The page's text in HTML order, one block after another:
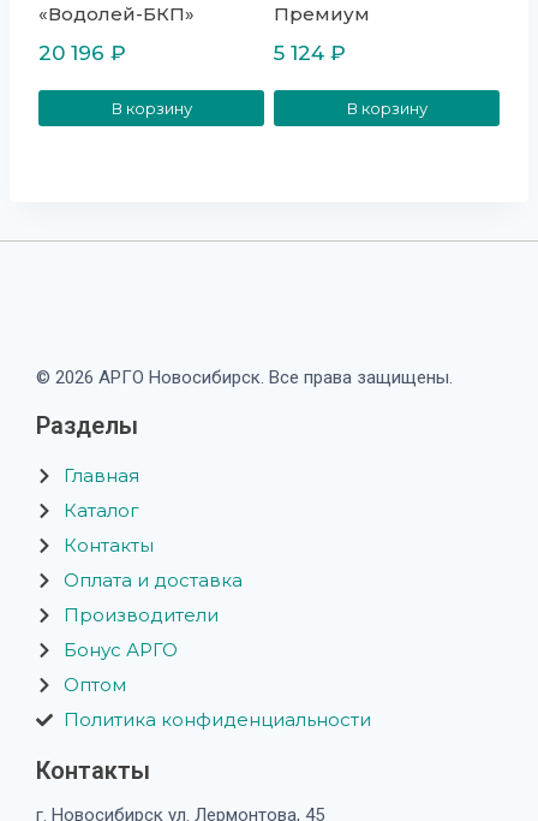
«Водолей-БКП»
20 196 ₽
В корзину
Премиум
5 124 ₽
В корзину
© 2026 АРГО Новосибирск. Все права защищены.
Разделы
Главная
Каталог
Контакты
Оплата и доставка
Производители
Бонус АРГО
Оптом
Политика конфиденциальности
Контакты
г. Новосибирск ул. Лермонтова, 45